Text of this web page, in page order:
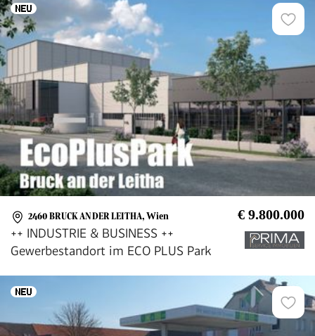
TOP-SICHTBARKEIT!
2460 BRUCK AN DER LEITHA, Wien € 9.800.000
++ INDUSTRIE & BUSINESS ++
Gewerbestandort im ECO PLUS Park